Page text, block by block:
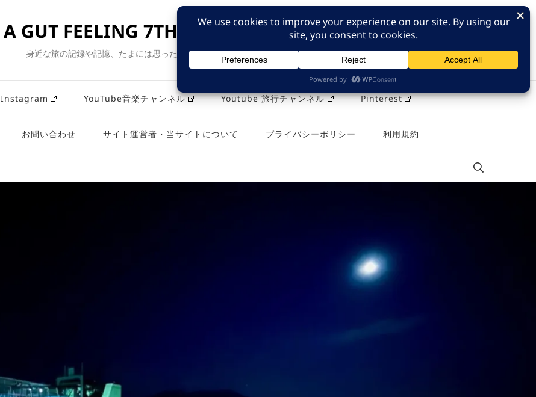
A GUT FEELING 7TH EDITION
身近な旅の記録や記憶、たまには思ったことも残そう。
Instagram YouTube音楽チャンネル Youtube 旅行チャンネル Pinterest
お問い合わせ サイト運営者・当サイトについて プライバシーポリシー 利用規約